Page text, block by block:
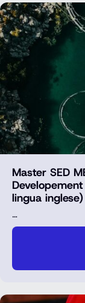
Master SED
lingua inglese)
…